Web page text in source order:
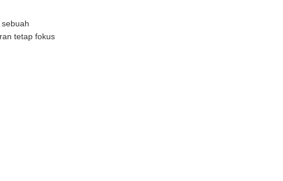
tetap fokus